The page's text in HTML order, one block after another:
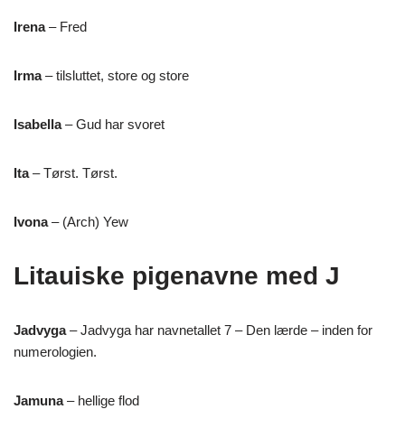
Irena– Fred
Irma– tilsluttet, store og store
Isabella– Gud har svoret
Ita– Tørst. Tørst.
Ivona– (Arch) Yew
Litauiske pigenavne med J
Jadvyga– Jadvyga har navnetallet 7 – Den lærde – inden for
numerologien.
Jamuna– hellige flod